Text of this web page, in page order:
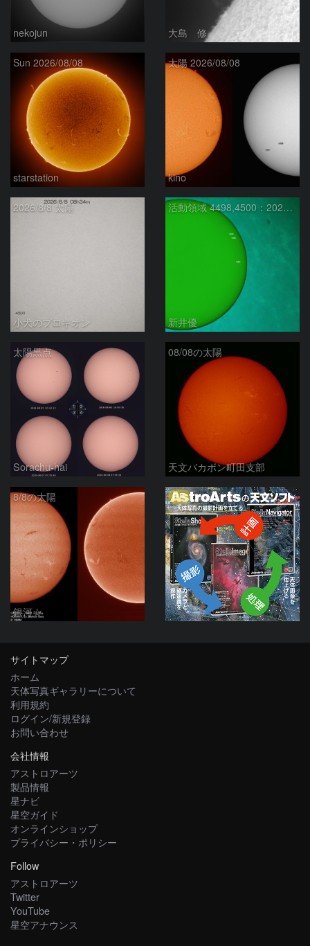
nekojun 大島 修
Sun 2026/08/08
starstation
太陽 2026/08/08
kino
2026/8/8 太陽
小犬のプロキオン
活動領域 4498,4500：2026/08/08
新井優
太陽黒点
Sorachu-hai
08/08の太陽
天文バカボン町田支部
8/8の太陽
銀河☆
PR
サイトマップ
ホーム
天体写真ギャラリーについて
利用規約
ログイン/新規登録
お問い合わせ
会社情報
アストロアーツ
製品情報
星ナビ
星空ガイド
オンラインショップ
プライバシー・ポリシー
Follow
アストロアーツ
Twitter
YouTube
星空アナウンス